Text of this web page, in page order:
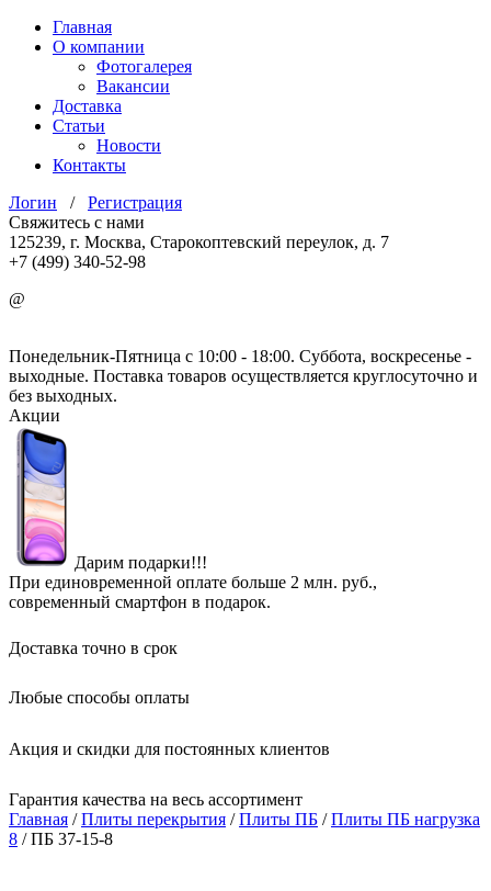
Главная
О компании
Фотогалерея
Вакансии
Доставка
Статьи
Новости
Контакты
Логин / Регистрация
Свяжитесь с нами
125239, г. Москва, Старокоптевский переулок, д. 7
+7 (499) 340-52-98
@
Понедельник-Пятница с 10:00 - 18:00. Суббота, воскресенье -
выходные. Поставка товаров осуществляется круглосуточно и
без выходных.
Акции
Дарим подарки!!!
При единовременной оплате больше 2 млн. руб.,
современный смартфон в подарок.
Доставка точно в срок
Любые способы оплаты
Акция и скидки для постоянных клиентов
Гарантия качества на весь ассортимент
Главная /Плиты перекрытия /Плиты ПБ /Плиты ПБ нагрузка
8 / ПБ 37-15-8